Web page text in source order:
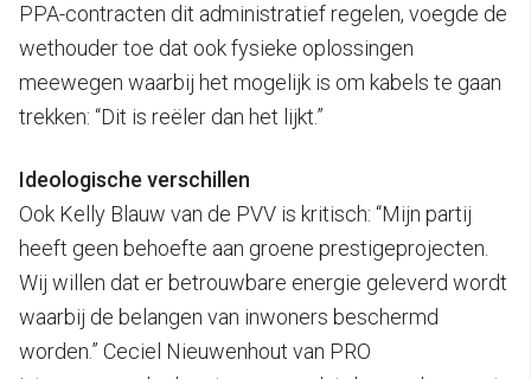
PPA-contracten dit administratief regelen, voegde de
wethouder toe dat ook fysieke oplossingen
meewegen waarbij het mogelijk is om kabels te gaan
trekken: “Dit is reëler dan het lijkt.”
Ideologische verschillen
Ook Kelly Blauw van de PVV is kritisch: “Mijn partij
heeft geen behoefte aan groene prestigeprojecten.
Wij willen dat er betrouwbare energie geleverd wordt
waarbij de belangen van inwoners beschermd
worden.” Ceciel Nieuwenhout van PRO